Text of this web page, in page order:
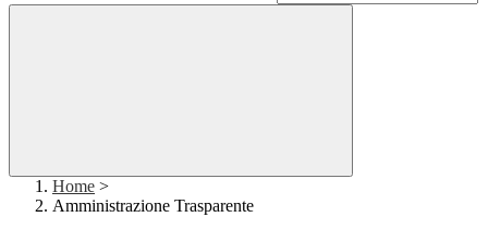
Home >
Amministrazione Trasparente